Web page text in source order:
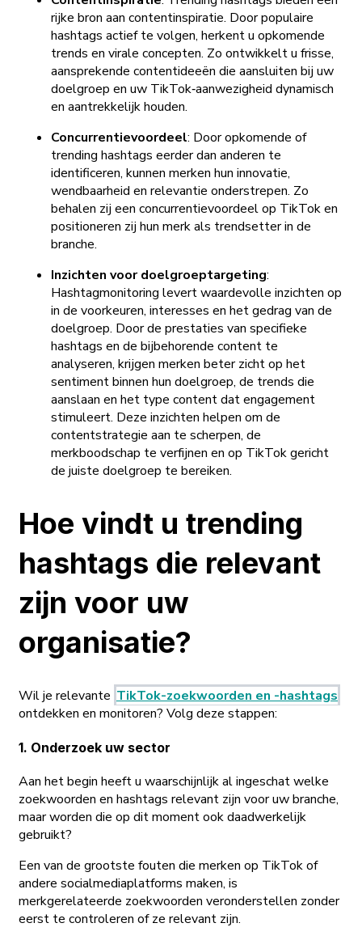
rijke bron aan contentinspiratie. Door populaire
hashtags actief te volgen, herkent u opkomende
trends en virale concepten. Zo ontwikkelt u frisse,
aansprekende contentideeën die aansluiten bij uw
doelgroep en uw TikTok‑aanwezigheid dynamisch
en aantrekkelijk houden.
Concurrentievoordeel: Door opkomende of
trending hashtags eerder dan anderen te
identificeren, kunnen merken hun innovatie,
wendbaarheid en relevantie onderstrepen. Zo
behalen zij een concurrentievoordeel op TikTok en
positioneren zij hun merk als trendsetter in de
branche.
Inzichten voor doelgroeptargeting:
Hashtagmonitoring levert waardevolle inzichten op
in de voorkeuren, interesses en het gedrag van de
doelgroep. Door de prestaties van specifieke
hashtags en de bijbehorende content te
analyseren, krijgen merken beter zicht op het
sentiment binnen hun doelgroep, de trends die
aanslaan en het type content dat engagement
stimuleert. Deze inzichten helpen om de
contentstrategie aan te scherpen, de
merkboodschap te verfijnen en op TikTok gericht
de juiste doelgroep te bereiken.
Hoe vindt u trending
hashtags die relevant
zijn voor uw
organisatie?
Wil je relevante TikTok-zoekwoorden en -hashtags
ontdekken en monitoren? Volg deze stappen:
1. Onderzoek uw sector
Aan het begin heeft u waarschijnlijk al ingeschat welke
zoekwoorden en hashtags relevant zijn voor uw branche,
maar worden die op dit moment ook daadwerkelijk
gebruikt?
Een van de grootste fouten die merken op TikTok of
andere socialmediaplatforms maken, is
merkgerelateerde zoekwoorden veronderstellen zonder
eerst te controleren of ze relevant zijn.